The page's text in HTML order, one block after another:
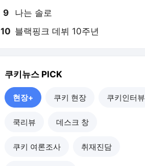
9 나는 솔로
10 블랙핑크 데뷔 10주년
쿠키뉴스 PICK
현장+ 쿠키 현장 쿠키인터뷰
쿡리뷰 데스크 창
쿠키 여론조사 취재진담